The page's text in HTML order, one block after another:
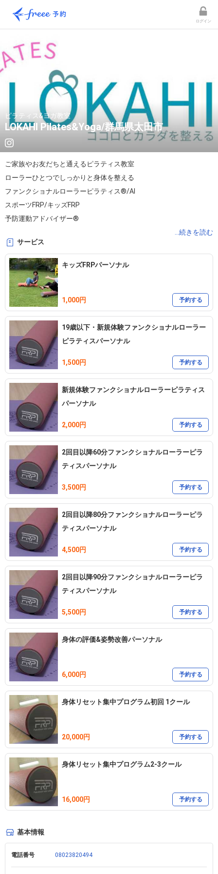
ログイン
ピラティス&ヨガ教室
LOKAHI Pilates&Yoga/群馬県太田市
ご家族やお友だちと通えるピラティス教室
ローラーひとつでしっかりと身体を整える
ファンクショナルローラーピラティス®/AI
スポーツFRP/キッズFRP
予防運動アドバイザー®
脚の長さコーディネーター®
◇身体の評価&骨格特性から
本来の正しい姿勢へと改善して行きます!
キッズからシニアまで
運動メニュー&運動指導
◇身体の不調予防&改善
◇姿勢改善
ヨガ・シニアヨガ・チェアヨガ
〖LOKAHI Pilates&Yoga教室〗
完全予約制
パーソナル/ペア/グループ
教室前に駐車場2台
〖出張レッスン〗
企業様の健康経営をサポートさせていただきます！
/施設/自宅/幼稚園/保育園/レンタルスペース等
群馬県内/埼玉県北部地域/栃木県南地区
ご予約はメール・InstagramDM・お電話にて
承ります
〖予防運動教室〗
毎月第2月曜日/館林市もり陣うどん様開催
ご予約不要/参加費おひとり様500円
〖不定期開催〗
キッズFRP×運動あそび教室
姿勢WS
親子ピラティス/シニアヨガ
＊＊＊＊＊＊＊＊＊＊＊＊＊＊＊＊＊＊＊＊＊＊＊
○LOKAHI/M_Pilates
    群馬県太田市浜町52-27 OTAテナント1階
営業時間/10:00~19:00 定休日/不定休
📩m.y44pilates@gmail.com
○教室レッスン2名様以上でご予約される際は、
代表の方にご登録して頂き、
記入してください。
○動きやすい服装でヨガマットと水分補給の飲み物
を持参ください。
...続きを読む
サービス
キッズFRPパーソナル
1,000円 予約する
19歳以下・新規体験ファンクショナルローラー
ピラティスパーソナル
1,500円 予約する
新規体験ファンクショナルローラーピラティス
パーソナル
2,000円 予約する
2回目以降60分ファンクショナルローラーピラ
ティスパーソナル
3,500円 予約する
2回目以降80分ファンクショナルローラーピラ
ティスパーソナル
4,500円 予約する
2回目以降90分ファンクショナルローラーピラ
ティスパーソナル
5,500円 予約する
身体の評価&姿勢改善パーソナル
6,000円 予約する
身体リセット集中プログラム初回 1クール
20,000円 予約する
身体リセット集中プログラム2-3クール
16,000円 予約する
基本情報
電話番号 08023820494